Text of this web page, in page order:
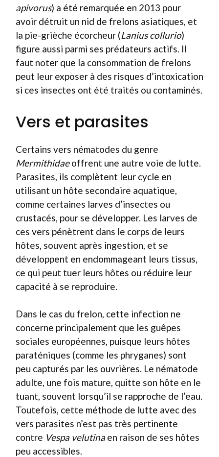
apivorus) a été remarquée en 2013 pour
avoir détruit un nid de frelons asiatiques, et
la pie-grièche écorcheur (Lanius collurio)
figure aussi parmi ses prédateurs actifs. Il
faut noter que la consommation de frelons
peut leur exposer à des risques d’intoxication
si ces insectes ont été traités ou contaminés.
Vers et parasites
Certains vers nématodes du genre
Mermithidaeoffrent une autre voie de lutte.
Parasites, ils complètent leur cycle en
utilisant un hôte secondaire aquatique,
comme certaines larves d’insectes ou
crustacés, pour se développer. Les larves de
ces vers pénètrent dans le corps de leurs
hôtes, souvent après ingestion, et se
développent en endommageant leurs tissus,
ce qui peut tuer leurs hôtes ou réduire leur
capacité à se reproduire.
Dans le cas du frelon, cette infection ne
concerne principalement que les guêpes
sociales européennes, puisque leurs hôtes
paraténiques (comme les phryganes) sont
peu capturés par les ouvrières. Le nématode
adulte, une fois mature, quitte son hôte en le
tuant, souvent lorsqu’il se rapproche de l’eau.
Toutefois, cette méthode de lutte avec des
vers parasites n’est pas très pertinente
contre Vespa velutinaen raison de ses hôtes
peu accessibles.